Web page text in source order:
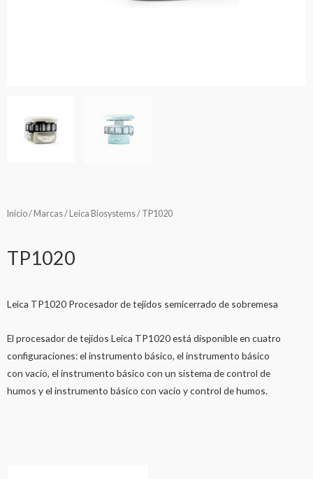
Inicio/ Marcas/ Leica Biosystems/ TP1020
TP1020
Leica TP1020 Procesador de tejidos semicerrado de sobremesa
El procesador de tejidos Leica TP1020 está disponible en cuatro
configuraciones: el instrumento básico, el instrumento básico
con vacío, el instrumento básico con un sistema de control de
humos y el instrumento básico con vacío y control de humos.